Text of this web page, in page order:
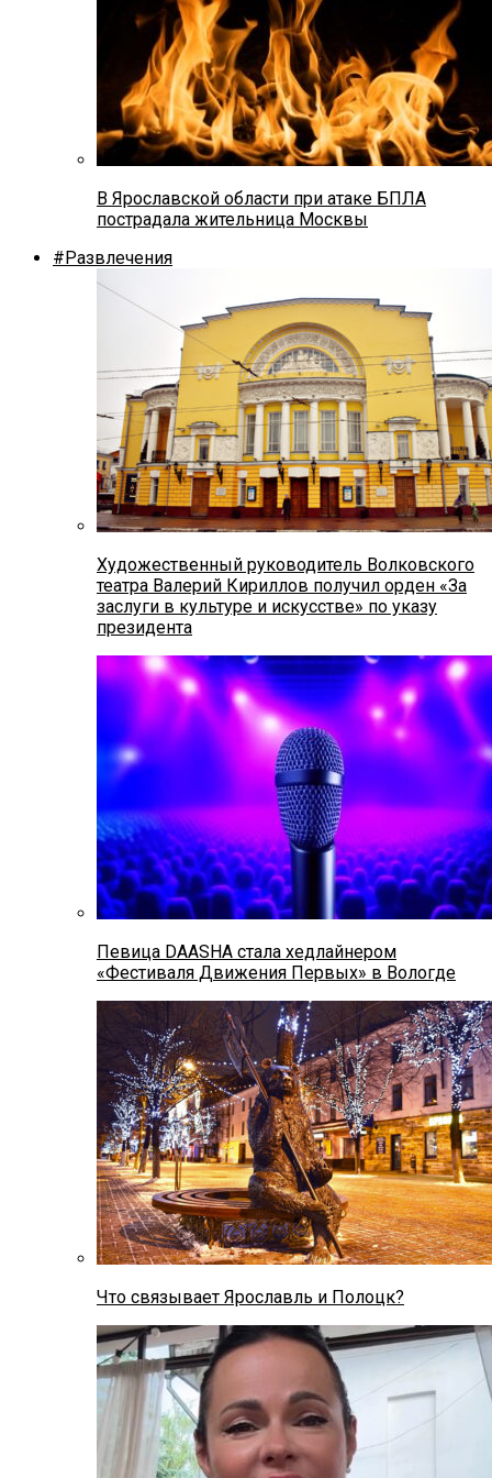
В Ярославской области при атаке БПЛА
пострадала жительница Москвы
#Развлечения
Художественный руководитель Волковского
театра Валерий Кириллов получил орден «За
заслуги в культуре и искусстве» по указу
президента
Певица DAASHA стала хедлайнером
«Фестиваля Движения Первых» в Вологде
Что связывает Ярославль и Полоцк?